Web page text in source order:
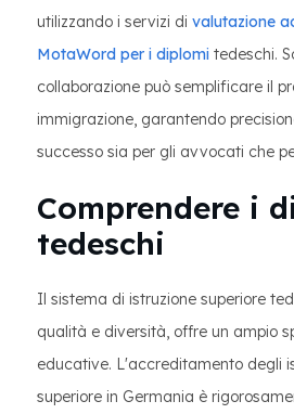
utilizzando i servizi di valutazione
MotaWord per i diplomi tedeschi.
collaborazione può semplificare il
immigrazione, garantendo
successo sia per gli avvocati che
Comprendere i
tedeschi
Il sistema di istruzione superiore
qualità e diversità, offre un ampio
educative. L'accreditamento degli
superiore in Germania è